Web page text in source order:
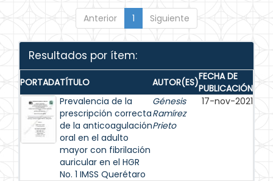
Anterior 1 Siguiente
Resultados por ítem:
PORTADATÍTULO AUTOR(ES)FECHA DE
PUBLICACIÓN
Prevalencia de la
prescripción correcta
de la anticoagulación
oral en el adulto
mayor con fibrilación
auricular en el HGR
No. 1 IMSS Querétaro
Génesis
Ramírez
Prieto
17-nov-2021